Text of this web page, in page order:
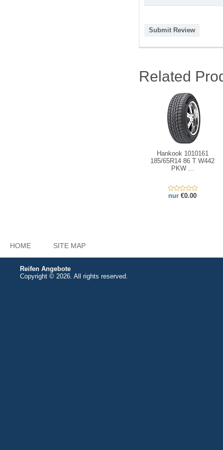
Submit Review
Related
Hankook 1010161
185/65R14 86 T W442
PKW ...
nur €0.00
HOME SITE MAP
Reifen Angebote
Copyright © 2026. All rights reserved.